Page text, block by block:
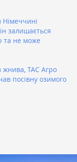
залишається
та не може
ТАС Агро
посівну озимого